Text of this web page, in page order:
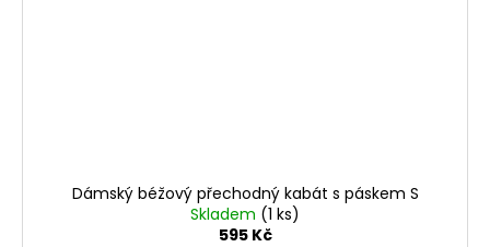
Dámský béžový přechodný kabát s páskem S
Skladem (1 ks)
595 Kč